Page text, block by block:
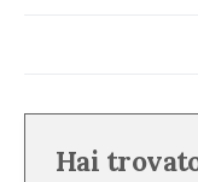
Hai